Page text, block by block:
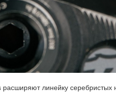
линейку серебристых